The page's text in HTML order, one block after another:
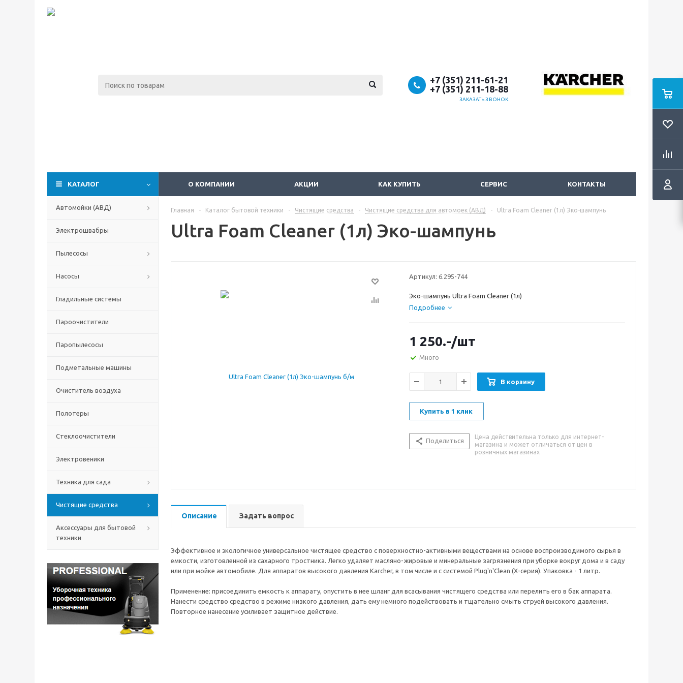
+7 (351) 211-61-21
+7 (351) 211-18-88
ЗАКАЗАТЬ ЗВОНОК
КАТАЛОГ О КОМПАНИИ АКЦИИ КАК КУПИТЬ СЕРВИС КОНТАКТЫ
Автомойки (АВД)
Электрошвабры
Пылесосы
Насосы
Гладильные системы
Пароочистители
Паропылесосы
Подметальные машины
Очиститель воздуха
Полотеры
Стеклоочистители
Электровеники
Техника для сада
Чистящие средства
Аксессуары для бытовой
техники
Главная - Каталог бытовой техники - Чистящие средства - Чистящие средства для автомоек (АВД) - Ultra Foam Cleaner (1л) Эко-шампунь
Ultra Foam Cleaner (1л) Эко-шампунь
Артикул: 6.295-744
Эко-шампунь Ultra Foam Cleaner (1л)
Подробнее
1 250.-/шт
Много
В корзину
Купить в 1 клик
Поделиться
Цена действительна только для интернет-
магазина и может отличаться от цен в
розничных магазинах
Описание Задать вопрос
Эффективное и экологичное универсальное чистящее средство с поверхностно-активными веществами на основе воспроизводимого сырья в
емкости, изготовленной из сахарного тростника. Легко удаляет масляно-жировые и минеральные загрязнения при уборке вокруг дома и в саду
или при мойке автомобиле. Для аппаратов высокого давления Karcher, в том числе и с системой Plug'n'Clean (Х-серия). Упаковка - 1 литр.
Применение: присоединить емкость к аппарату, опустить в нее шланг для всасывания чистящего средства или перелить его в бак аппарата.
Нанести средство средство в режиме низкого давления, дать ему немного подействовать и тщательно смыть струей высокого давления.
Повторное нанесение усиливает защитное действие.